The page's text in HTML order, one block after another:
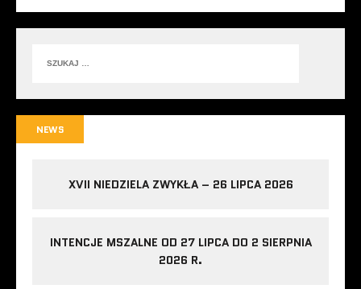
NEWS
XVII NIEDZIELA ZWYKŁA – 26 LIPCA 2026
INTENCJE MSZALNE OD 27 LIPCA DO 2 SIERPNIA
2026 R.